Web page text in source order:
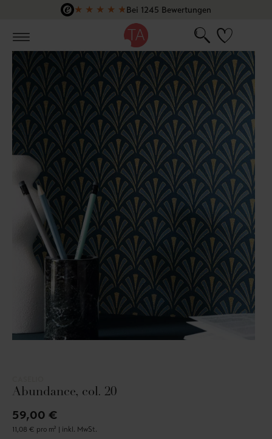
Zum Hauptinhalt springen
★ ★ ★ ★ ★Bei 1245 Bewertungen
Abundance, col. 20
59,00 €
11,08 € pro m² | inkl. MwSt.